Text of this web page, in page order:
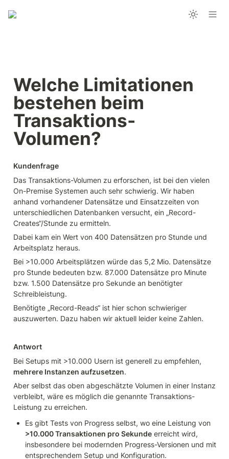
Welche Limitationen
bestehen beim
Transaktions-
Volumen?
Kundenfrage
Das Transaktions-Volumen zu erforschen, ist bei den vielen
On-Premise Systemen auch sehr schwierig. Wir haben
anhand vorhandener Datensätze und Einsatzzeiten von
unterschiedlichen Datenbanken versucht, ein „Record-
Creates“/Stunde zu ermitteln.
Dabei kam ein Wert von 400 Datensätzen pro Stunde und
Arbeitsplatz heraus.
Bei >10.000 Arbeitsplätzen würde das 5,2 Mio. Datensätze
pro Stunde bedeuten bzw. 87.000 Datensätze pro Minute
bzw. 1.500 Datensätze pro Sekunde an benötigter
Schreibleistung.
Benötigte „Record-Reads“ ist hier schon schwieriger
auszuwerten. Dazu haben wir aktuell leider keine Zahlen.
Antwort
mehrere Instanzen aufzusetzen.
Aber selbst das oben abgeschätzte Volumen in einer Instanz
verbleibt, wäre es möglich die genannte Transaktions-
Leistung zu erreichen.
>10.000 Transaktionen pro Sekunde erreicht wird,
insbesondere bei modernden Progress-Versionen und mit
entsprechendem Setup und Konfiguration.